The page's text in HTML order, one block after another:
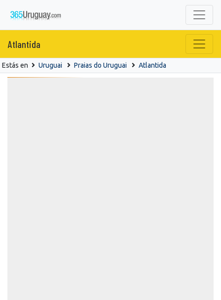
Atlantida
Estás en Uruguai Praias do Uruguai Atlantida